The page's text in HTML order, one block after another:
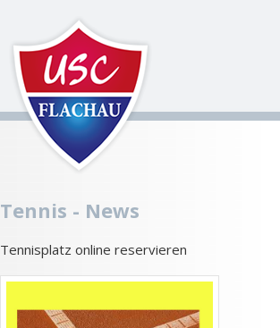
Tennis - News
Tennisplatz online reservieren